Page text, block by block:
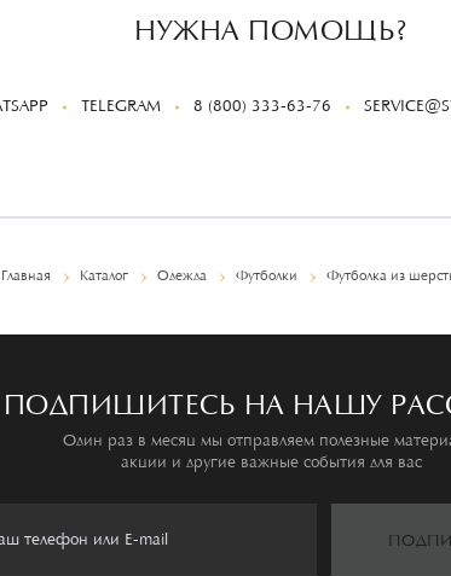
НУЖНА ПОМОЩЬ?
TELEGRAM 8 (800) 333-63-76
Главная Каталог Одежда Футболки Футболка из
ПОДПИШИТЕСЬ НА НАШУ
Один раз в месяц мы отправляем полезные
акции и другие важные события для вас